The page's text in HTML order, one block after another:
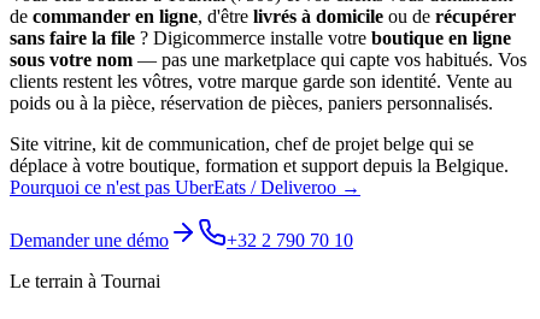
de commander en ligne, d'être livrés à domicile ou de récupérer
sans faire la file ? Digicommerce installe votre boutique en ligne
sous votre nom — pas une marketplace qui capte vos habitués. Vos
clients restent les vôtres, votre marque garde son identité. Vente au
poids ou à la pièce, réservation de pièces, paniers personnalisés.
Site vitrine, kit de communication, chef de projet belge qui se
déplace à votre boutique, formation et support depuis la Belgique.
Pourquoi ce n'est pas UberEats / Deliveroo →
Demander une démo
+32 2 790 70 10
Le terrain à Tournai